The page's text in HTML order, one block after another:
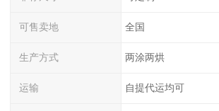
可售卖地 全国
生产方式 两涂两烘
运输 自提代运均可